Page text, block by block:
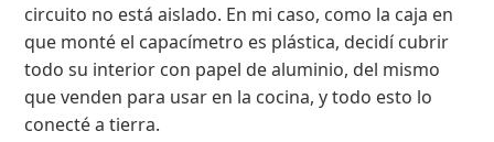
circuito no está aislado. En mi caso, como la caja en
que monté el capacímetro es plástica, decidí cubrir
todo su interior con papel de aluminio, del mismo
que venden para usar en la cocina, y todo esto lo
conecté a tierra.